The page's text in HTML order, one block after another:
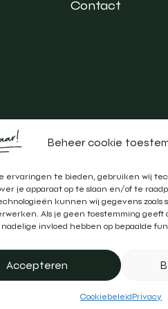
Beheer cookie
ervaringen te bieden, gebruiken wij
je apparaat op te slaan en/of te
kunnen wij gegevens zoals
Als je geen toestemming geeft
invloed hebben op bepaalde
Accepteren
CookiebeleidPrivacy
Contact
doorZeker Zichtbaar&